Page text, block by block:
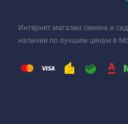
Интернет магазин семена и
наличии по лучшим ценам в